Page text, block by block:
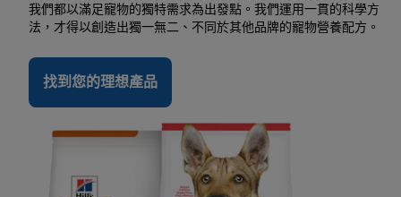
我們都以滿足寵物的獨特需求為出發點。我們運用一貫的科學方
法，才得以創造出獨一無二、不同於其他品牌的寵物營養配方。
找到您的理想產品